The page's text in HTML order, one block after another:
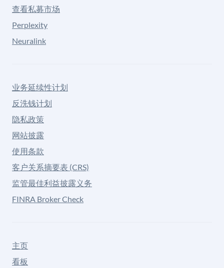
查看私募市场
Perplexity
Neuralink
业务延续性计划
反洗钱计划
隐私政策
网站披露
使用条款
客户关系摘要表 (CRS)
监管最佳利益披露义务
FINRA Broker Check
主页
看板